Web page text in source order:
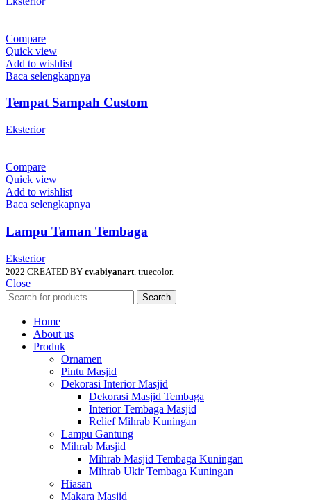
Compare
Quick view
Add to wishlist
Baca selengkapnya
Tempat Sampah Custom
Eksterior
Compare
Quick view
Add to wishlist
Baca selengkapnya
Lampu Taman Tembaga
Eksterior
2022 CREATED BY cv.abiyanart . truecolor.
Close
Search
Home
About us
Produk
Ornamen
Pintu Masjid
Dekorasi Interior Masjid
Dekorasi Masjid Tembaga
Interior Tembaga Masjid
Relief Mihrab Kuningan
Lampu Gantung
Mihrab Masjid
Mihrab Masjid Tembaga Kuningan
Mihrab Ukir Tembaga Kuningan
Hiasan
Makara Masjid